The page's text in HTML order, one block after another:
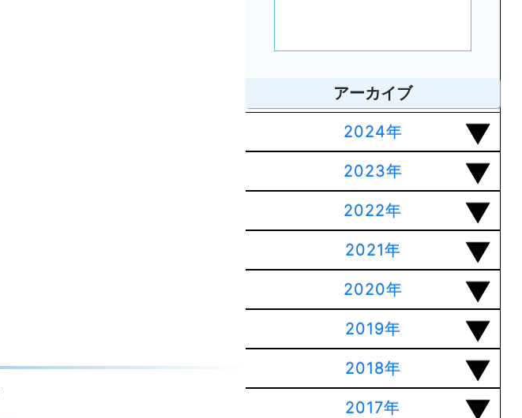
アーカイブ
2024年
2023年
2022年
2021年
2020年
2019年
2018年
2017年